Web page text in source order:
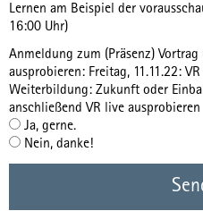
Lernen am Beispiel der
16:00 Uhr)
Anmeldung zum (Präsenz)
ausprobieren: Freitag, 11.11.22:
Weiterbildung: Zukunft oder
anschließend VR live ausprobieren
Ja, gerne.
Nein, danke!